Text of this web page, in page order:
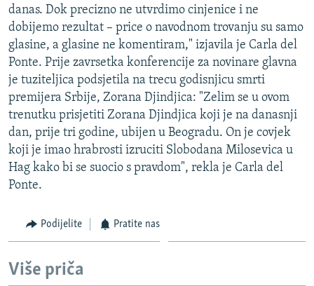
TRI DECENIJE OD RATA U BIH
SVE KARTE DEJTONA
NASTANAK I RASPAD JUGOSLAVIJE
danas. Dok precizno ne utvrdimo cinjenice i ne
dobijemo rezultat – price o navodnom trovanju su samo
glasine, a glasine ne komentiram," izjavila je Carla del
Ponte. Prije zavrsetka konferencije za novinare glavna
je tuziteljica podsjetila na trecu godisnjicu smrti
premijera Srbije, Zorana Djindjica: "Zelim se u ovom
trenutku prisjetiti Zorana Djindjica koji je na danasnji
dan, prije tri godine, ubijen u Beogradu. On je covjek
koji je imao hrabrosti izruciti Slobodana Milosevica u
Hag kako bi se suocio s pravdom", rekla je Carla del
Ponte.
Podijelite Pratite nas
Više priča